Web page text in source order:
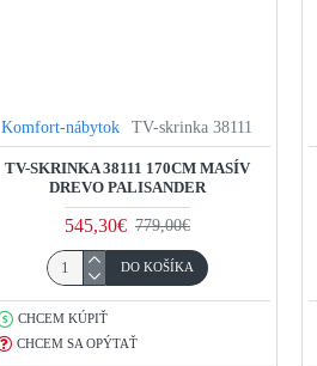
Komfort-nábytok TV-skrinka 38111
TV-SKRINKA 38111 170CM MASÍV
DREVO PALISANDER
545,30€ 779,00€
DO KOŠÍKA
CHCEM KÚPIŤ
CHCEM SA OPÝTAŤ